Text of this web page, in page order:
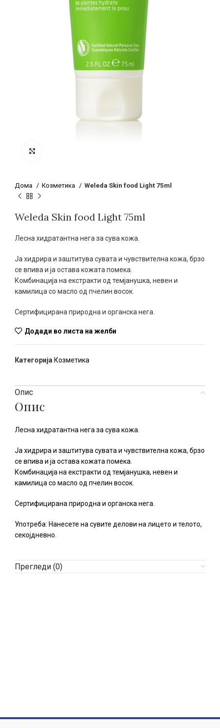
Дома Козметика Weleda Skin food Light 75ml
Weleda Skin food Light 75ml
Лесна хидратантна нега за сува кожа.
Ја хидрира и заштитува сувата и чувствителна кожа, брзо
се впива и ја остава кожата помека.
Комбинација на екстракти од темјанушка, невен и
камилица со масло од пчелин восок.
Сертифицирана природна и органска нега.
Додади во листа на желби
Категорија Козметика
Опис
Опис
Лесна хидратантна нега за сува кожа.
Ја хидрира и заштитува сувата и чувствителна кожа, брзо
се впива и ја остава кожата помека.
Комбинација на екстракти од темјанушка, невен и
камилица со масло од пчелин восок.
Сертифицирана природна и органска нега.
Употреба: Нанесете на сувите делови на лицето и телото,
секојдневно.
Прегледи (0)